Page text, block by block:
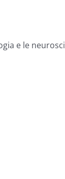
e le